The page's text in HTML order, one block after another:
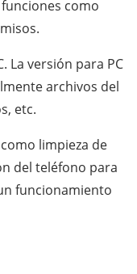
como
La versión para PC
archivos del
etc.
limpieza de
del teléfono para
funcionamiento